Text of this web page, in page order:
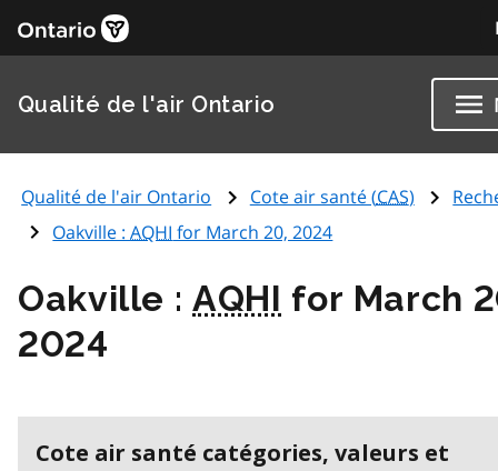
Qualité de l'air Ontario
Qualité de l'air Ontario Cote air santé (CAS)
Oakville :AQHI for March 20, 2024
Oakville :AQHI for March
2024
Cote air santé catégories, valeurs et